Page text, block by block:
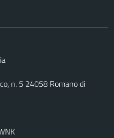
n. 5 24058 Romano di